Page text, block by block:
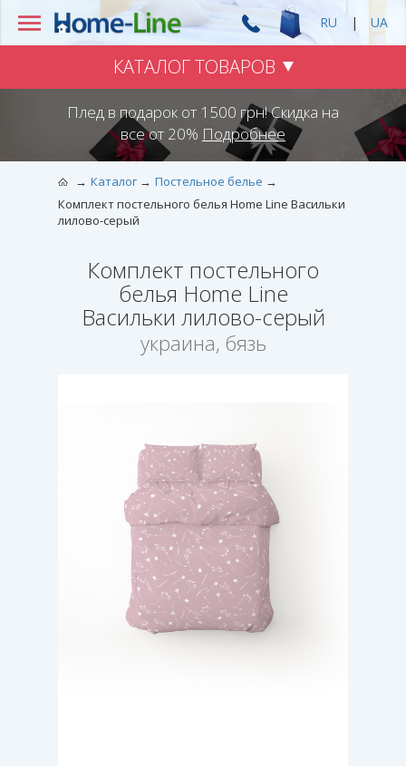
RU | UA
КАТАЛОГ ТОВАРОВ
Плед в подарок от 1500 грн! Скидка на
все от 20% Подробнее
Каталог
Постельное белье
Комплект постельного белья Home Line Васильки
лилово-серый
Комплект постельного
белья Home Line
Васильки лилово-серый
украина, бязь